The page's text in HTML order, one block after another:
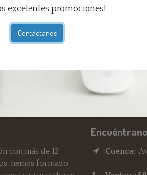
excelentes promociones!
Contáctanos
con más de 12
hemos formado
Cuenca: